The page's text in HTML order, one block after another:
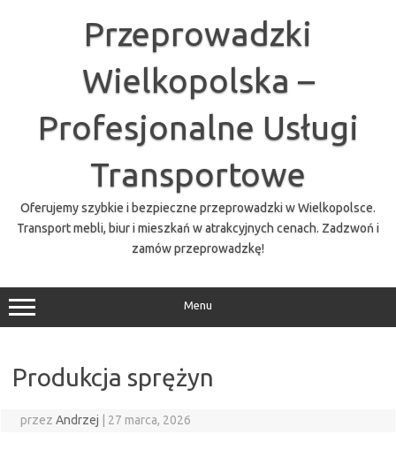
Przeprowadzki
Wielkopolska –
Profesjonalne Usługi
Transportowe
Oferujemy szybkie i bezpieczne przeprowadzki w Wielkopolsce.
Transport mebli, biur i mieszkań w atrakcyjnych cenach. Zadzwoń i
zamów przeprowadzkę!
Menu
Produkcja sprężyn
przez Andrzej 27 marca, 2026